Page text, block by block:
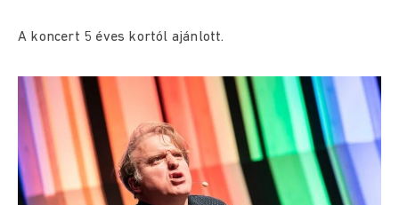
A koncert 5 éves kortól ajánlott.